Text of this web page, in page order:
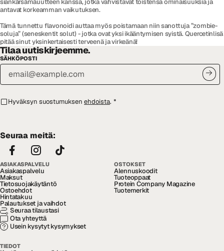
antavat korkeamman vaikutuksen.
Tämä tunnettu flavonoidi auttaa myös poistamaan niin sanottuja ”zombie-
soluja” (seneskentit solut) - jotka ovat yksi ikääntymisen syistä. Quercetinlisä
pitää sinut yksinkertaisesti terveenä ja virkeänä!
Tilaa uutiskirjeemme.
SÄHKÖPOSTI
Hyväksyn suostumuksen ehdoista. *
Seuraa meitä:
ASIAKASPALVELU
Asiakaspalvelu
Maksut
Tietosuojakäytäntö
Ostoehdot
Hintatakuu
Palautukset ja vaihdot
Seuraa tilaustasi
Ota yhteyttä
Usein kysytyt kysymykset
OSTOKSET
Alennuskoodit
Tuoteoppaat
Protein Company Magazine
Tuotemerkit
TIEDOT